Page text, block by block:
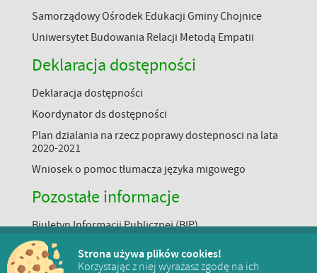
Samorządowy Ośrodek Edukacji Gminy Chojnice
Uniwersytet Budowania Relacji Metodą Empatii
Deklaracja dostępności
Deklaracja dostępności
Koordynator ds dostępności
Plan dzialania na rzecz poprawy dostepnosci na lata
2020-2021
Wniosek o pomoc tłumacza języka migowego
Pozostałe informacje
Biuletyn Informacji Publicznej (BIP)
Klauzula informacyjna (RODO)
Linki
Strona używa plików cookies!
Korzystając z niej wyrażasz zgodę na ich